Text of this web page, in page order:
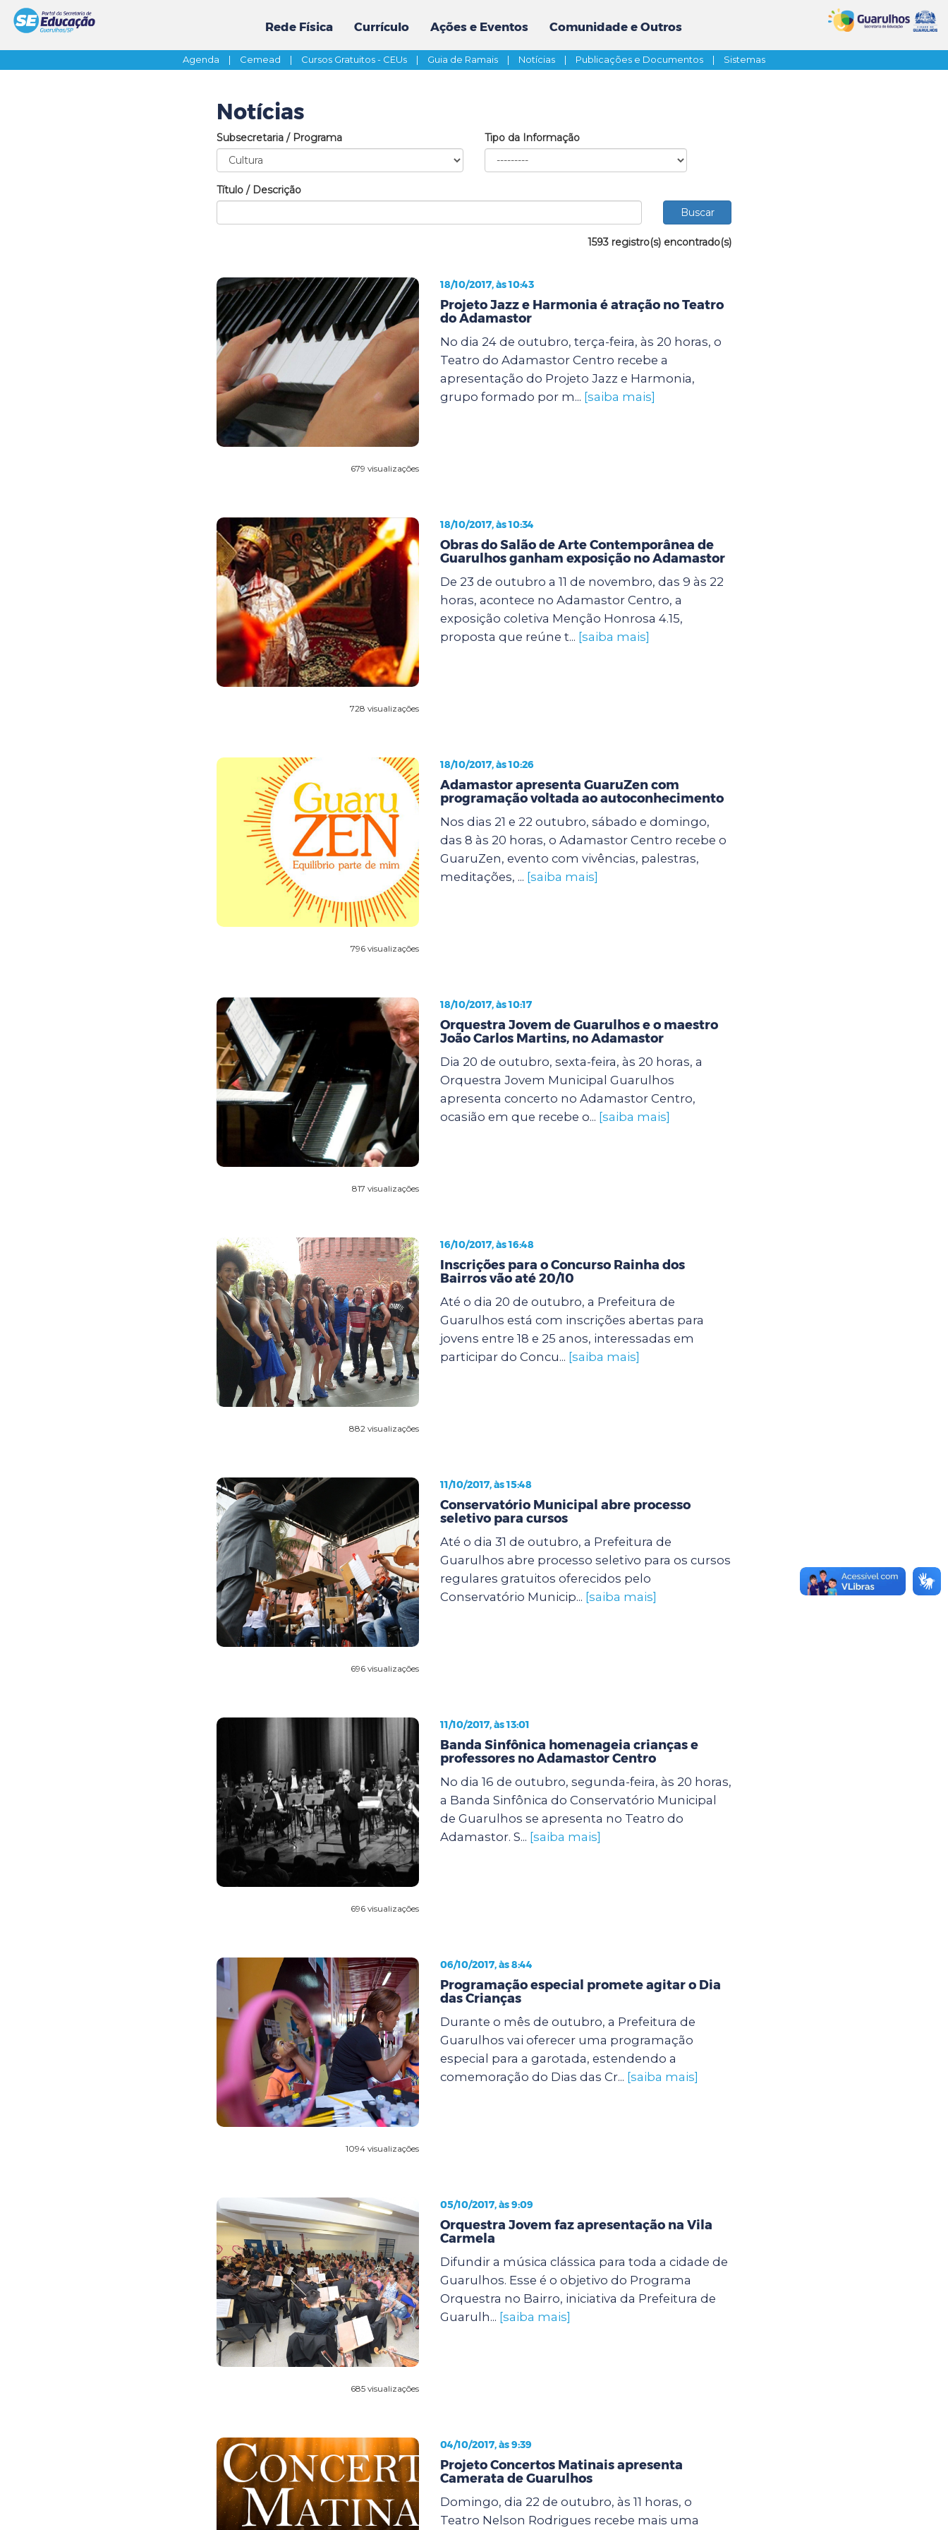
Rede Física Currículo Ações e Eventos Comunidade e Outros
Agenda | Cemead | Cursos Gratuitos - CEUs | Guia de Ramais | Notícias | Publicações e Documentos | Sistemas
Notícias
Subsecretaria / Programa Tipo da Informação
Título / Descrição
1593 registro(s) encontrado(s)
679 visualizações
18/10/2017, às 10:43
Projeto Jazz e Harmonia é atração no Teatro
do Adamastor
No dia 24 de outubro, terça-feira, às 20 horas, o
Teatro do Adamastor Centro recebe a
apresentação do Projeto Jazz e Harmonia,
grupo formado por m... [saiba mais]
728 visualizações
18/10/2017, às 10:34
Obras do Salão de Arte Contemporânea de
Guarulhos ganham exposição no Adamastor
De 23 de outubro a 11 de novembro, das 9 às 22
horas, acontece no Adamastor Centro, a
exposição coletiva Menção Honrosa 4.15,
proposta que reúne t... [saiba mais]
796 visualizações
18/10/2017, às 10:26
Adamastor apresenta GuaruZen com
programação voltada ao autoconhecimento
Nos dias 21 e 22 outubro, sábado e domingo,
das 8 às 20 horas, o Adamastor Centro recebe o
GuaruZen, evento com vivências, palestras,
meditações, ... [saiba mais]
817 visualizações
18/10/2017, às 10:17
Orquestra Jovem de Guarulhos e o maestro
João Carlos Martins, no Adamastor
Dia 20 de outubro, sexta-feira, às 20 horas, a
Orquestra Jovem Municipal Guarulhos
apresenta concerto no Adamastor Centro,
ocasião em que recebe o... [saiba mais]
882 visualizações
16/10/2017, às 16:48
Inscrições para o Concurso Rainha dos
Bairros vão até 20/10
Até o dia 20 de outubro, a Prefeitura de
Guarulhos está com inscrições abertas para
jovens entre 18 e 25 anos, interessadas em
participar do Concu... [saiba mais]
696 visualizações
11/10/2017, às 15:48
Conservatório Municipal abre processo
seletivo para cursos
Até o dia 31 de outubro, a Prefeitura de
Guarulhos abre processo seletivo para os cursos
regulares gratuitos oferecidos pelo
Conservatório Municip... [saiba mais]
696 visualizações
11/10/2017, às 13:01
Banda Sinfônica homenageia crianças e
professores no Adamastor Centro
No dia 16 de outubro, segunda-feira, às 20 horas,
a Banda Sinfônica do Conservatório Municipal
de Guarulhos se apresenta no Teatro do
Adamastor. S... [saiba mais]
1094 visualizações
06/10/2017, às 8:44
Programação especial promete agitar o Dia
das Crianças
Durante o mês de outubro, a Prefeitura de
Guarulhos vai oferecer uma programação
especial para a garotada, estendendo a
comemoração do Dias das Cr... [saiba mais]
685 visualizações
05/10/2017, às 9:09
Orquestra Jovem faz apresentação na Vila
Carmela
Difundir a música clássica para toda a cidade de
Guarulhos. Esse é o objetivo do Programa
Orquestra no Bairro, iniciativa da Prefeitura de
Guarulh... [saiba mais]
04/10/2017, às 9:39
Projeto Concertos Matinais apresenta
Camerata de Guarulhos
Domingo, dia 22 de outubro, às 11 horas, o
Teatro Nelson Rodrigues recebe mais uma